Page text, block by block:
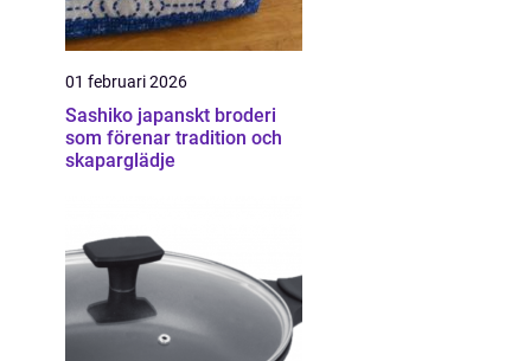
01 februari 2026
Sashiko japanskt broderi
som förenar tradition och
skaparglädje